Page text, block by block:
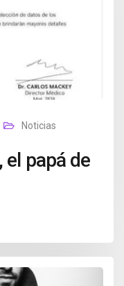
Noticias
papá de